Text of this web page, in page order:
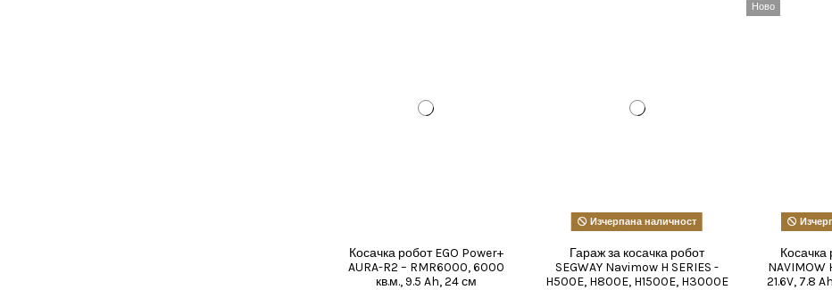
Косачка робот EGO Power+
AURA-R2 – RMR6000, 6000
кв.м., 9.5 Ah, 24 см
Изчерпана наличност
Гараж за косачка робот
SEGWAY Navimow H SERIES -
H500E, H800E, H1500E, H3000E
Ново
Косачка
NAVIMOW
21.6V, 7.8